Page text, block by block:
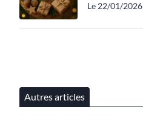
Le 22/01/2026
Autres articles